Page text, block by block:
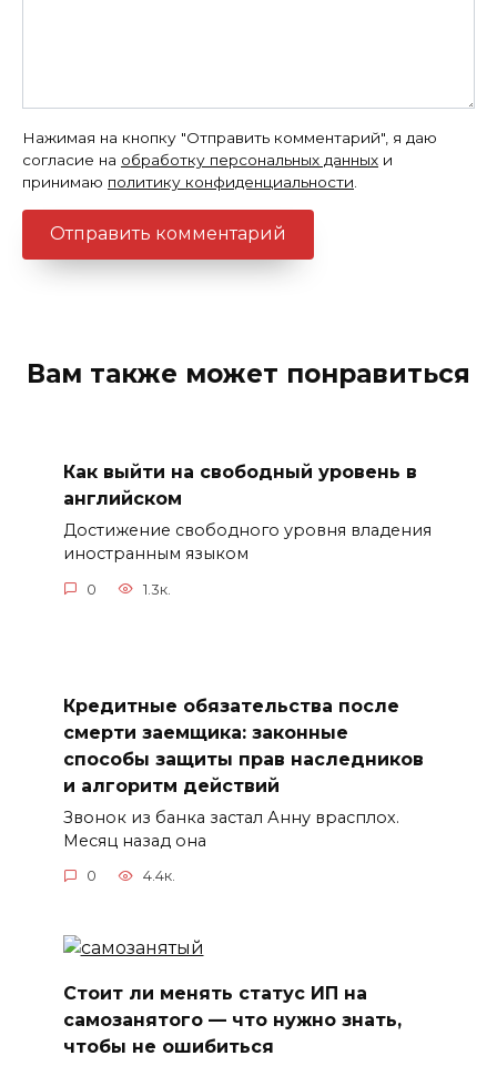
Нажимая на кнопку "Отправить комментарий", я даю
согласие на обработку персональных данных и
принимаю политику конфиденциальности
Вам также может понравиться
Как выйти на свободный уровень в
английском
Достижение свободного уровня владения
иностранным языком
0 1.3к.
Кредитные обязательства после
смерти заемщика: законные
способы защиты прав наследников
и алгоритм действий
Звонок из банка застал Анну врасплох.
Месяц назад она
0 4.4к.
Стоит ли менять статус ИП на
самозанятого — что нужно знать,
чтобы не ошибиться